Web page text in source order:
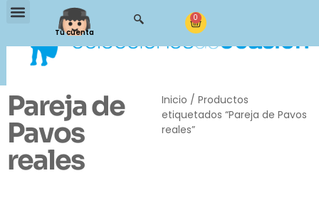
Tu cuenta
0
Pareja de
Pavos
reales
Inicio / Productos
etiquetados “Pareja de Pavos
reales”